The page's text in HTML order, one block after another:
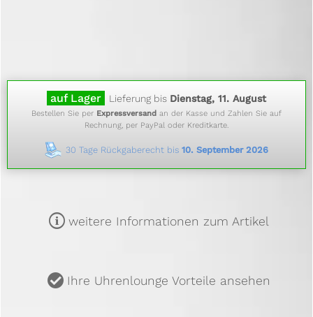
auf Lager Lieferung bis Dienstag, 11. August
Bestellen Sie per Expressversand an der Kasse und Zahlen Sie auf
Rechnung, per PayPal oder Kreditkarte.
30 Tage Rückgaberecht bis 10. September 2026
m weitere Informationen zum Artikel
u Ihre Uhrenlounge Vorteile ansehen